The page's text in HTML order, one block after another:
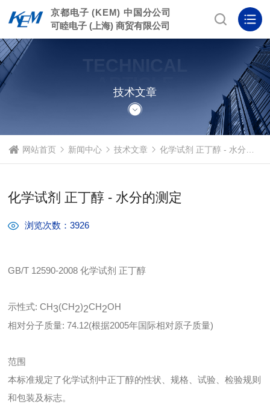
京都电子 (KEM) 中国分公司
可睦电子 (上海) 商贸有限公司
ARTICLE
技术文章
网站首页 新闻中心 技术文章 化学试剂 正丁醇 - 水分的测定
化学试剂 正丁醇 - 水分的测定
浏览次数：3926
GB/T 12590-2008 化学试剂 正丁醇
示性式: CH3(CH2)2CH2OH
相对分子质量: 74.12(根据2005年国际相对原子质量)
范围
本标准规定了化学试剂中正丁醇的性状、规格、试验、检验规则
和包装及标志。